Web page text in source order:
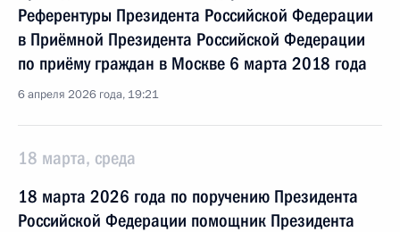
Референтуры Президента Российской Федерации
в Приёмной Президента Российской Федерации
по приёму граждан в Москве 6 марта 2018 года
6 апреля 2026 года, 19:21
18 марта, среда
18 марта 2026 года по поручению Президента
Российской Федерации помощник Президента